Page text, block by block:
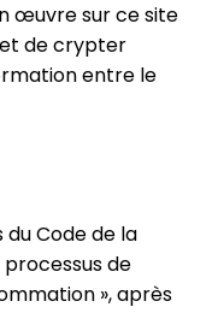
œuvre sur ce site
de crypter
entre le
Code de la
de
», après